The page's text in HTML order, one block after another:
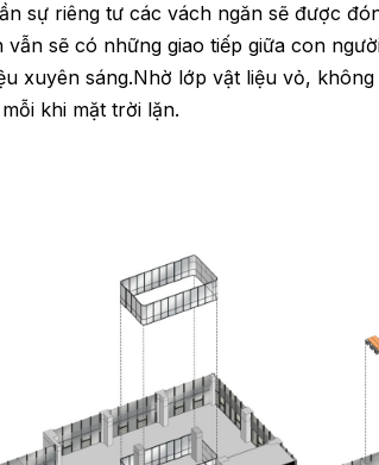
sự riêng tư các vách ngăn sẽ được
vẫn sẽ có những giao tiếp giữa con
xuyên sáng.Nhờ lớp vật liệu vỏ,
khi mặt trời lặn.